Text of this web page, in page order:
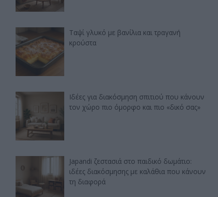
Ταψί γλυκό με βανίλια και τραγανή
κρούστα
Ιδέες για διακόσμηση σπιτιού που κάνουν
τον χώρο πιο όμορφο και πιο «δικό σας»
Japandi ζεστασιά στο παιδικό δωμάτιο:
ιδέες διακόσμησης με καλάθια που κάνουν
τη διαφορά